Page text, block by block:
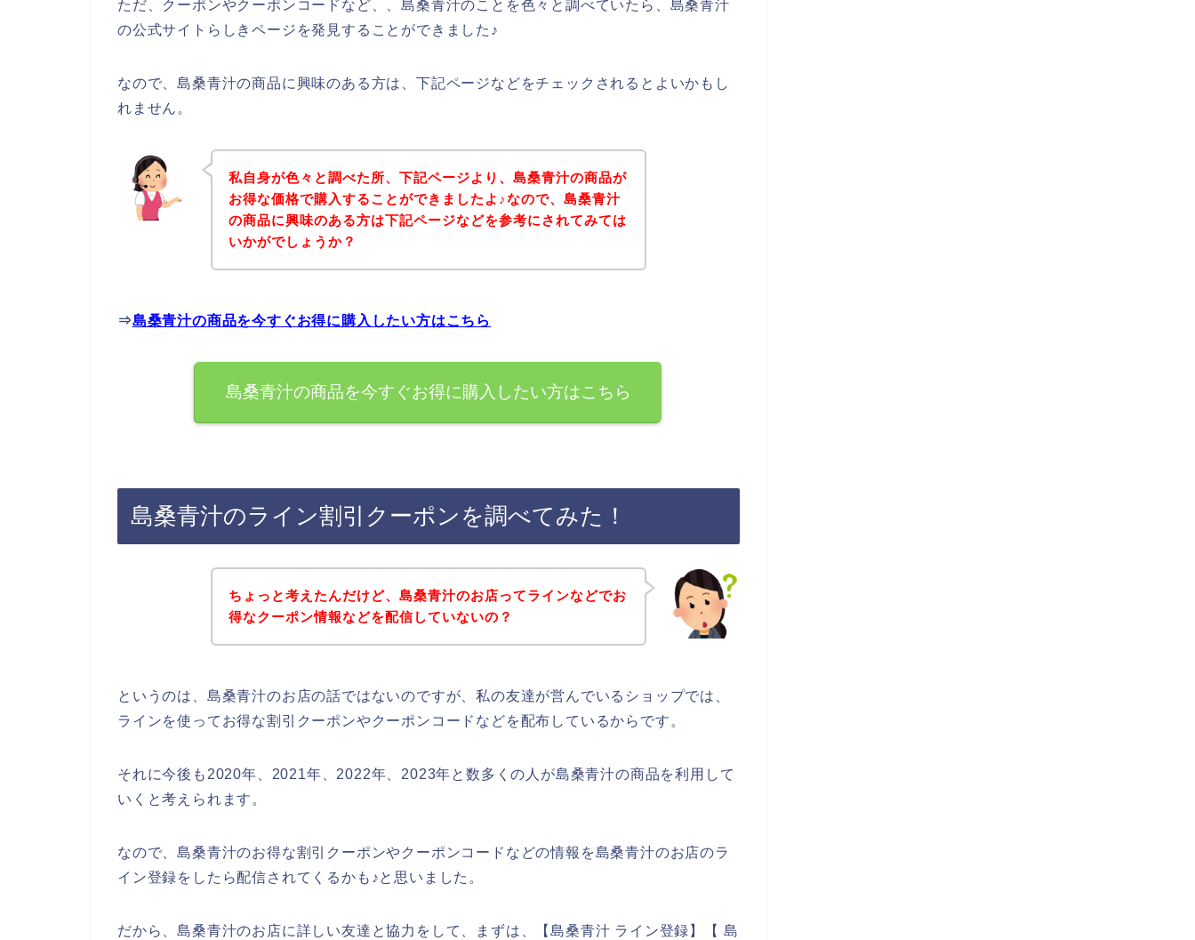
ただ、クーポンやクーポンコードなど、、島桑青汁のことを色々と調べていたら、島桑青汁
の公式サイトらしきページを発見することができました♪
なので、島桑青汁の商品に興味のある方は、下記ページなどをチェックされるとよいかもし
れません。
私自身が色々と調べた所、下記ページより、島桑青汁の商品が
お得な価格で購入することができましたよ♪なので、島桑青汁
の商品に興味のある方は下記ページなどを参考にされてみては
いかがでしょうか？
⇒島桑青汁の商品を今すぐお得に購入したい方はこちら
島桑青汁の商品を今すぐお得に購入したい方はこちら
島桑青汁のライン割引クーポンを調べてみた！
ちょっと考えたんだけど、島桑青汁のお店ってラインなどでお
得なクーポン情報などを配信していないの？
というのは、島桑青汁のお店の話ではないのですが、私の友達が営んでいるショップでは、
ラインを使ってお得な割引クーポンやクーポンコードなどを配布しているからです。
それに今後も2020年、2021年、2022年、2023年と数多くの人が島桑青汁の商品を利用して
いくと考えられます。
なので、島桑青汁のお得な割引クーポンやクーポンコードなどの情報を島桑青汁のお店のラ
イン登録をしたら配信されてくるかも♪と思いました。
だから、島桑青汁のお店に詳しい友達と協力をして、まずは、【島桑青汁 ライン登録】【 島